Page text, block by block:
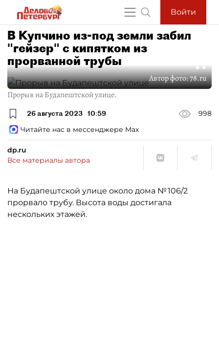
Войти
В Купчино из-под земли забил
"гейзер" с кипятком из
прорванной трубы
Автор фото:78.ru
Прорыв на Будапештской улице.
26 августа 2023 10:59
998
Читайте нас в мессенджере Max
dp.ru
Все материалы автора
На Будапештской улице около дома № 106/2
прорвало трубу. Высота воды достигала
нескольких этажей.